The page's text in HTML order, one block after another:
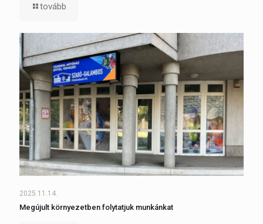
tovább
2025.11.14.
Megújult környezetben folytatjuk munkánkat